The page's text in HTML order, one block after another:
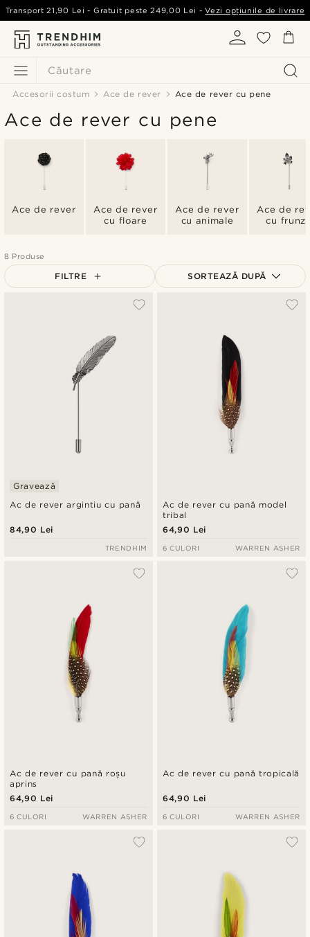
Căutare
Transport 21,90 Lei - Gratuit peste249,00 Lei -Vezi opțiunile de livrare
Accesorii costum Ace de rever Ace de rever cu pene
Ace de rever cu pene
Ace de rever
Ace de rever
cu floare
Ace de rever
cu animale
Ace de
cu
8 Produse
FILTRE SORTEAZĂ DUPĂ
Preț crescător
Preț descrescător
Ac de rever argintiu cu pană
Gravează
84,90 Lei
TRENDHIM
Ac de rever cu pană model
tribal
64,90 Lei
6 CULORI WARREN ASHER
Ac de rever cu pană roșu
aprins
64,90 Lei
6 CULORI WARREN ASHER
Ac de rever cu pană tropicală
64,90 Lei
6 CULORI WARREN ASHER